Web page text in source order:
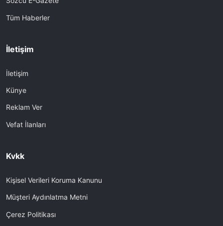
Tüm Haberler
İletişim
İletişim
Künye
Reklam Ver
Vefat İlanları
Kvkk
Kişisel Verileri Koruma Kanunu
Müşteri Aydınlatma Metni
Çerez Politikası